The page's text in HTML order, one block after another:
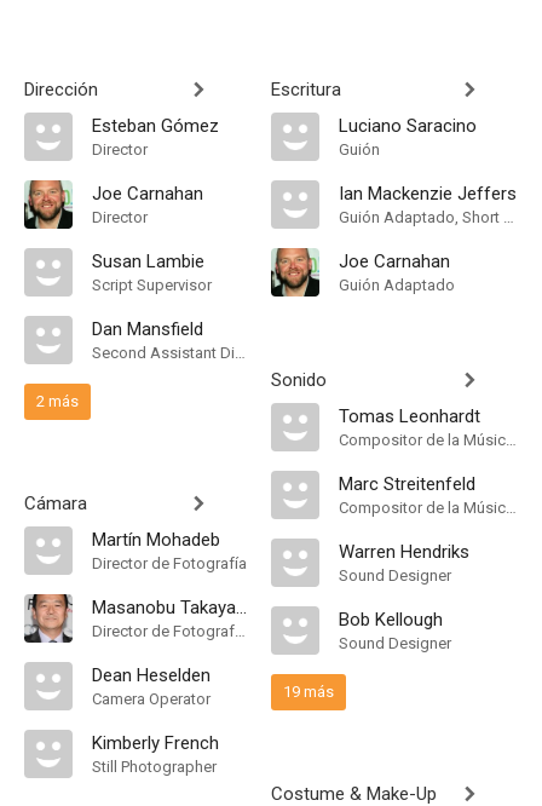
Dirección
Esteban Gómez
Director
Joe Carnahan
Director
Susan Lambie
Script Supervisor
Dan Mansfield
Second Assistant Director
2 más
Cámara
Martín Mohadeb
Director de Fotografía
Masanobu Takayanagi
Director de Fotografía, Camera Operator
Dean Heselden
Camera Operator
Kimberly French
Still Photographer
Escritura
Luciano Saracino
Guión
Ian Mackenzie Jeffers
Guión Adaptado, Short Story
Joe Carnahan
Guión Adaptado
Sonido
Tomas Leonhardt
Compositor de la Música Original
Marc Streitenfeld
Compositor de la Música Original
Warren Hendriks
Sound Designer
Bob Kellough
Sound Designer
19 más
Costume & Make-Up